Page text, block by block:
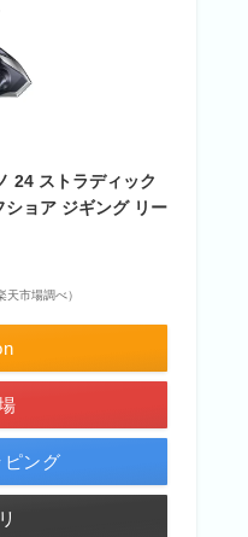
24 ストラディック
ョア ジギング リー
市場調べ）
ピング